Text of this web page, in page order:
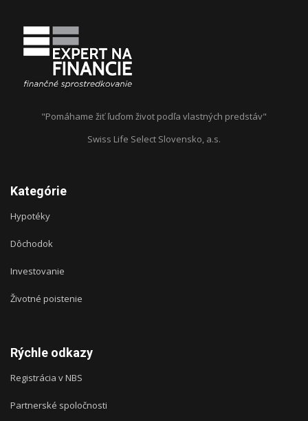
"Pomáhame žiť ľuďom život podľa vlastných predstáv"
Swiss Life Select Slovensko, a.s.
Kategórie
Hypotéky
Dôchodok
Investovanie
Životné poistenie
Rýchle odkazy
Registrácia v NBS
Partnerské spoločnosti